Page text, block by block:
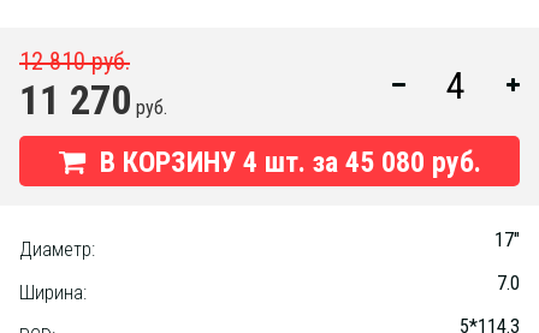
12 810 руб.
11 270 руб.
В КОРЗИНУ 4 шт. за 45 080 руб.
Диаметр: 17"
Ширина: 7.0
5*114.3